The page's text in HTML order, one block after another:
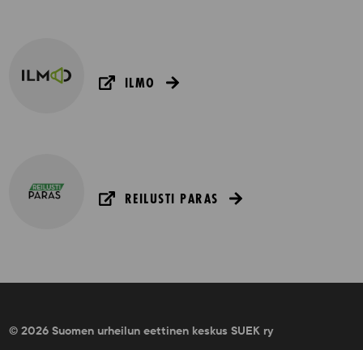
ILMO
REILUSTI PARAS
© 2026 Suomen urheilun eettinen keskus SUEK ry